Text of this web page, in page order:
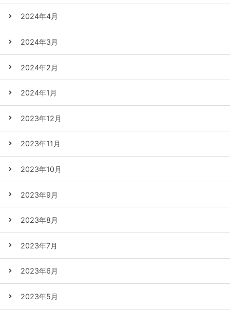
2024年4月
2024年3月
2024年2月
2024年1月
2023年12月
2023年11月
2023年10月
2023年9月
2023年8月
2023年7月
2023年6月
2023年5月